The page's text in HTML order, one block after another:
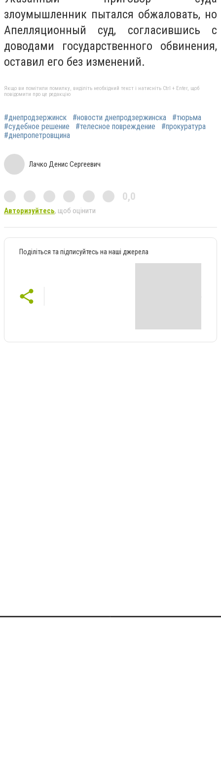
злоумышленник пытался обжаловать, но
Апелляционный суд, согласившись с
доводами государственного обвинения,
оставил его без изменений.
Якщо ви помітили помилку, виділіть необхідний текст і натисніть Ctrl + Enter, щоб
повідомити про це редакцію
#днепродзержинск #новости днепродзержинска
#тюрьма
#судебное решение
#телесное повреждение
#прокуратура
#днепропетровщина
Лачко Денис Сергеевич
0,0
Авторизуйтесь, щоб оцінити
Поділіться та підписуйтесь на наші джерела